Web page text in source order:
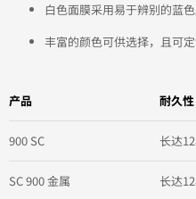
白色面膜采用易于辨别的蓝
丰富的颜色可供选择，且可
产品 耐久性
900 SC 长达
SC 900 金属 长达